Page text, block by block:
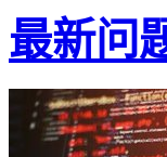
最新问